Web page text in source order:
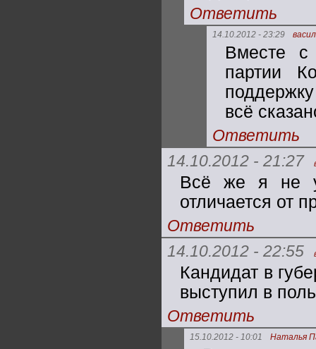
Ответить
14.10.2012 - 23:29
Вместе
партии
всё
Ответить
14.10.2012 - 21:27
Всё же я не
отличается от
Ответить
14.10.2012 - 22:55
Кандидат в
выступил в
Ответить
15.10.2012 - 10:01 Наталья